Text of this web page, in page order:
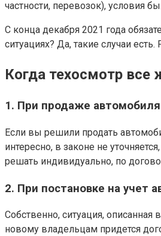
частности, перевозок), условия
С конца декабря 2021 года
ситуациях? Да, такие случаи
Когда техосмотр все
1. При продаже
Если вы решили продать
интересно, в законе не
решать индивидуально, по
2. При постановке на учет
Собственно, ситуация,
новому владельцам придется